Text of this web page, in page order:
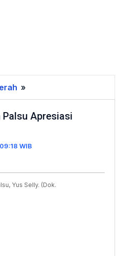
»
Korban
Ijazah
Apresiasi
PN
Jaktim
Apresiasi
WIB
Yus Selly. (Dok.